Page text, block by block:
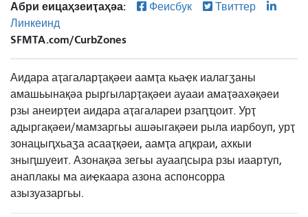
Абри еицаҳзеиҭаҳәа: Феисбук
Твиттер
Линкеинд
SFMTA.com/CurbZones
Аидара аҭагаларҭақәеи аамҭа кьаҿк иалагӡаны
амашьынақәа рыргыларҭақәеи ауааи амаҭәахәқәеи
рзы анеирҭеи аидара аҭагалареи рзаԥҵоит. Урҭ
адыргақәеи/мамзаргьы ашәыгақәеи рыла иарбоуп, урҭ
зонацыԥхьаӡа асааҭқәеи, аамҭа аԥкраи, ахкыи
зныԥшуеит. Азонақәа зегьы ауааԥсыра рзы иаартуп,
анаплакы ма аиҿкаара азона аспонсорра
азызуазаргьы.